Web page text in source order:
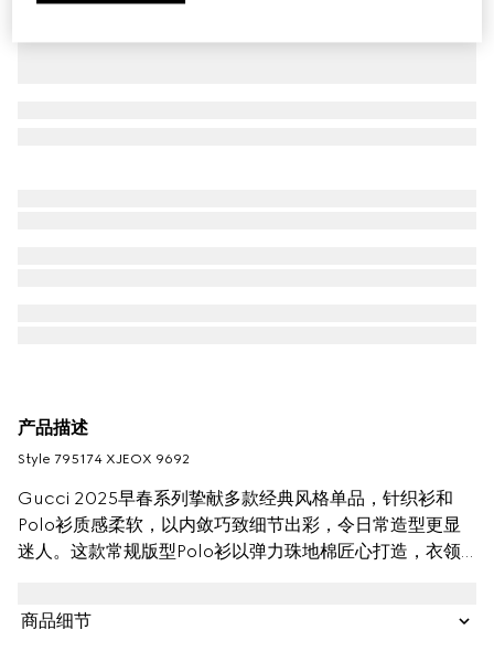
产品描述
Style ‎795174 XJEOX 9692
Gucci 2025早春系列挚献多款经典风格单品，针织衫和
Polo衫质感柔软，以内敛巧致细节出彩，令日常造型更显
迷人。这款常规版型Polo衫以弹力珠地棉匠心打造，衣领
商品细节